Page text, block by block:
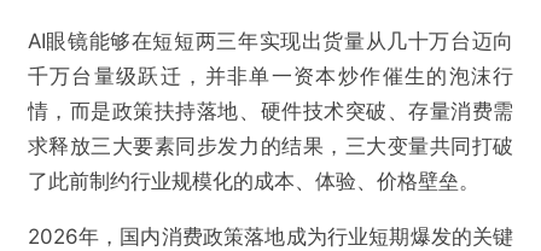
AI眼镜能够在短短两三年实现出货量从几十万台迈向
千万台量级跃迁，并非单一资本炒作催生的泡沫行
情，而是政策扶持落地、硬件技术突破、存量消费需
求释放三大要素同步发力的结果，三大变量共同打破
了此前制约行业规模化的成本、体验、价格壁垒。
2026年，国内消费政策落地成为行业短期爆发的关键